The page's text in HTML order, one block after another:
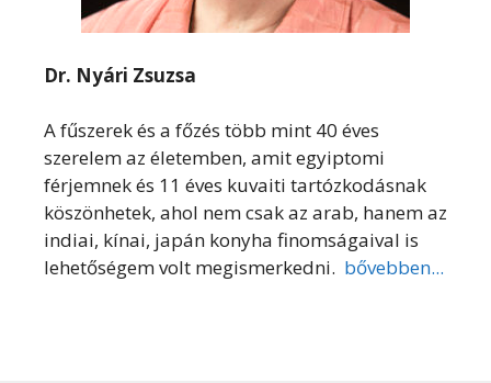
Dr. Nyári Zsuzsa
A fűszerek és a főzés több mint 40 éves
szerelem az életemben, amit egyiptomi
férjemnek és 11 éves kuvaiti tartózkodásnak
köszönhetek, ahol nem csak az arab, hanem az
indiai, kínai, japán konyha finomságaival is
lehetőségem volt megismerkedni. bővebben...